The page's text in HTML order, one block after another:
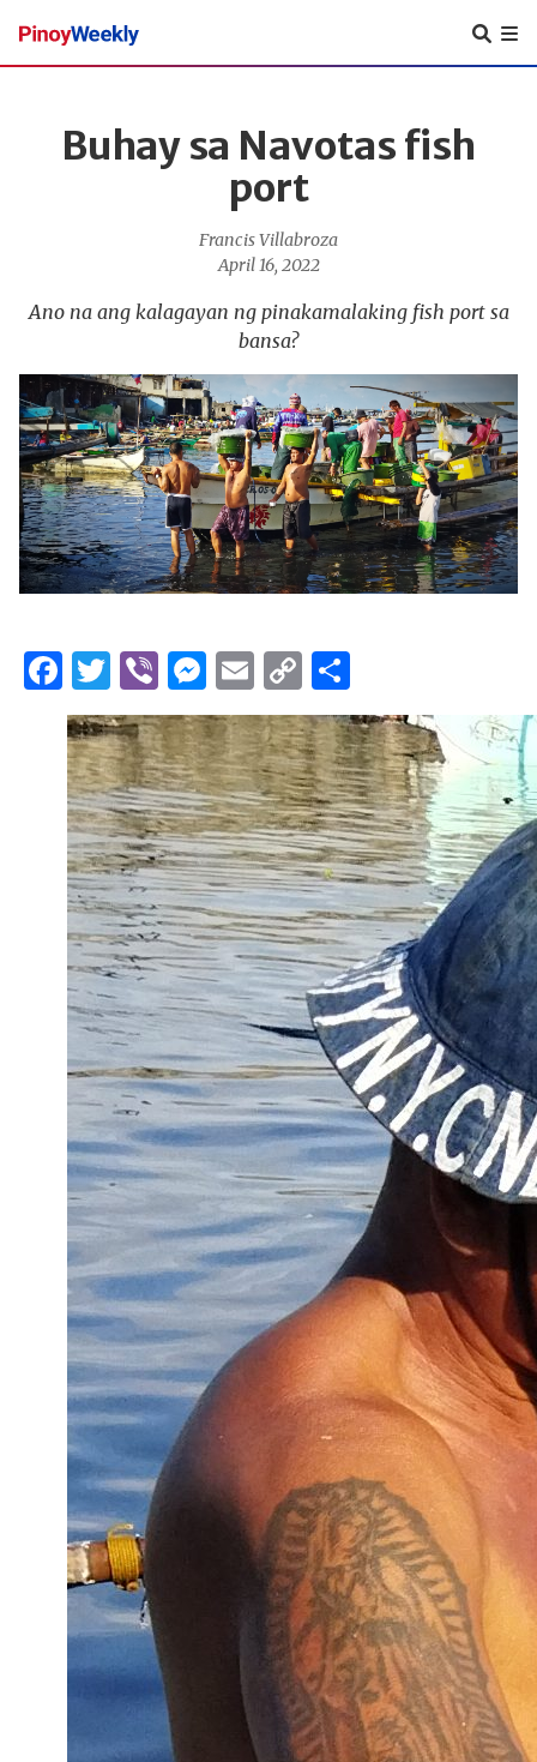
Pinoy
Weekly
Buhay sa Navotas fish
port
Francis Villabroza
April 16, 2022
Ano na ang kalagayan ng pinakamalaking fish port sa
bansa?
Facebook
Twitter
ViberMessenger
Email
Copy
Link